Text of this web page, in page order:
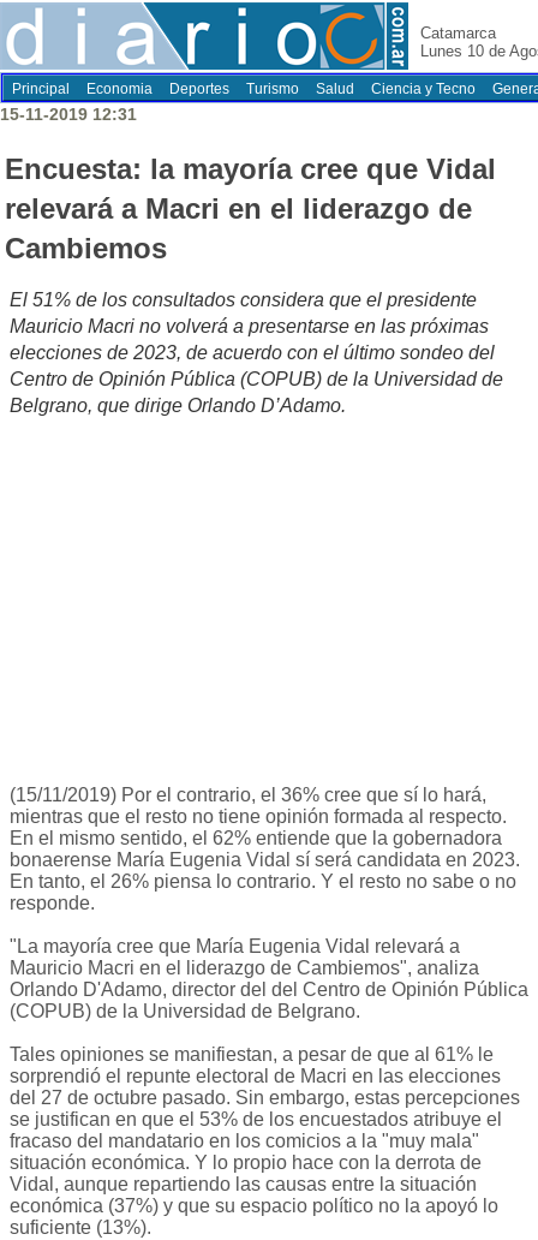
Catamarca
Lunes 10 de
Principal Economia Deportes Turismo Salud Ciencia y Tecno
15-11-2019 12:31
Encuesta: la mayoría cree que Vidal
relevará a Macri en el liderazgo de
Cambiemos
El 51% de los consultados considera que el presidente
Mauricio Macri no volverá a presentarse en las próximas
elecciones de 2023, de acuerdo con el último sondeo del
Centro de Opinión Pública (COPUB) de la Universidad de
Belgrano, que dirige Orlando D’Adamo.
(15/11/2019) Por el contrario, el 36% cree que sí lo hará,
mientras que el resto no tiene opinión formada al respecto.
En el mismo sentido, el 62% entiende que la gobernadora
bonaerense María Eugenia Vidal sí será candidata en 2023.
En tanto, el 26% piensa lo contrario. Y el resto no sabe o no
responde.
"La mayoría cree que María Eugenia Vidal relevará a
Mauricio Macri en el liderazgo de Cambiemos", analiza
Orlando D'Adamo, director del del Centro de Opinión Pública
(COPUB) de la Universidad de Belgrano.
Tales opiniones se manifiestan, a pesar de que al 61% le
sorprendió el repunte electoral de Macri en las elecciones
del 27 de octubre pasado. Sin embargo, estas percepciones
se justifican en que el 53% de los encuestados atribuye el
fracaso del mandatario en los comicios a la "muy mala"
situación económica. Y lo propio hace con la derrota de
Vidal, aunque repartiendo las causas entre la situación
económica (37%) y que su espacio político no la apoyó lo
suficiente (13%).